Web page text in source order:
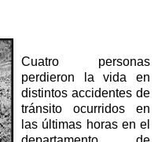
Cuatro personas
perdieron la vida en
distintos accidentes de
tránsito ocurridos en
las últimas horas en el